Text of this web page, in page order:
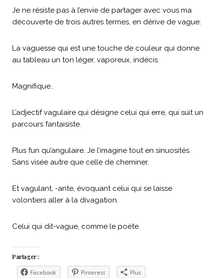
Je ne résiste pas à l’envie de partager avec vous ma
découverte de trois autres termes, en dérive de vague:
La vaguesse qui est une touche de couleur qui donne
au tableau un ton léger, vaporeux, indécis.
Magnifique..
L’adjectif vagulaire qui désigne celui qui erre, qui suit un
parcours fantaisiste.
Plus fun qu’angulaire. Je l’imagine tout en sinuosités.
Sans visée autre que celle de cheminer.
Et vagulant, -ante, évoquant celui qui se laisse
volontiers aller à la divagation.
Celui qui dit-vague, comme le poète.
Partager :
Facebook Pinterest Plus